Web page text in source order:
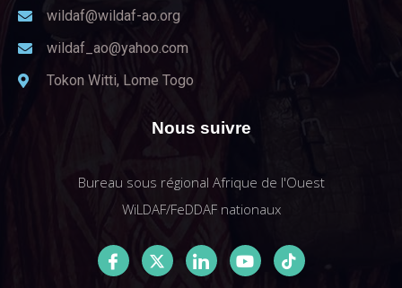
wildaf@wildaf-ao.org
wildaf_ao@yahoo.com
Tokon Witti, Lome Togo
Nous suivre
Bureau sous régional Afrique de l'Ouest
WiLDAF/FeDDAF nationaux